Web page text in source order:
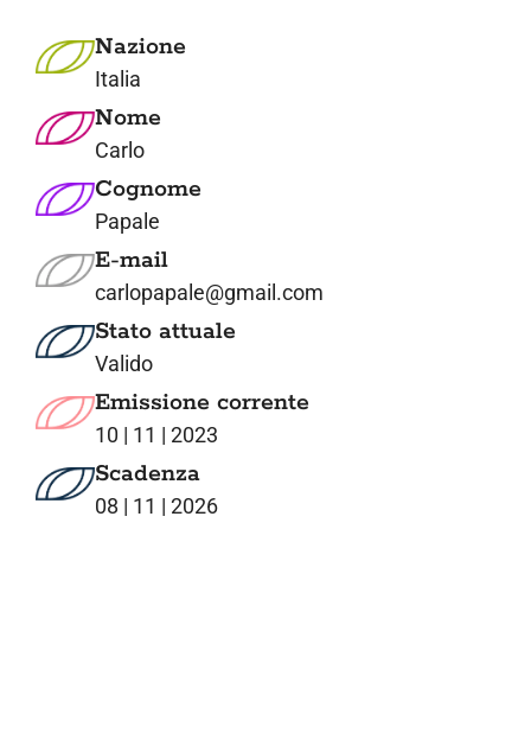
Nazione
Italia
Nome
Carlo
Cognome
Papale
E-mail
carlopapale@gmail.com
Stato attuale
Valido
Emissione corrente
10 | 11 | 2023
Scadenza
08 | 11 | 2026